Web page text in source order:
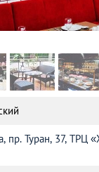
пр. Туран, 37, ТРЦ